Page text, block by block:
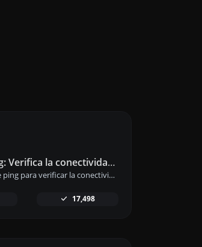
Prueba de Ping: Verifica la conectividad de sitios web y servidores
Realiza pruebas de ping para verificar la conectividad y tiempo de respuesta de sitios web, servidores o puertos.
17,498